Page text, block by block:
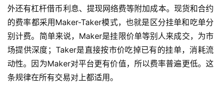
外还有杠杆借币利息、提现网络费等附加成本。现货和合约
的费率都采用Maker-Taker模式，也就是区分挂单和吃单分
别计费。简单来说，Maker是挂限价单等别人来成交，为市
场提供深度；Taker是直接按市价吃掉已有的挂单，消耗流
动性。因为Maker对平台更有价值，所以费率普遍更低。这
条规律在所有交易对上都适用。